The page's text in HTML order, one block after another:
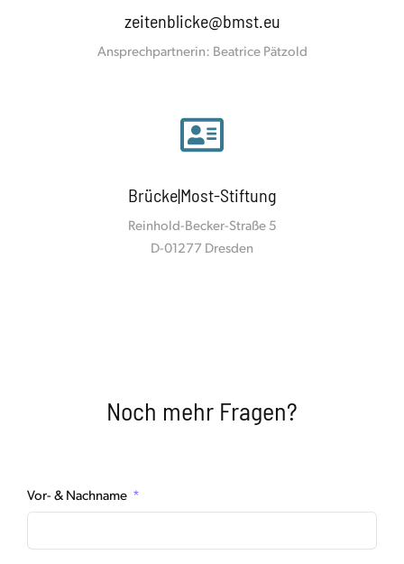
zeitenblicke@bmst.eu
Ansprechpartnerin: Beatrice Pätzold
Brücke|Most-Stiftung
Reinhold-Becker-Straße 5
D-01277 Dresden
Noch mehr Fragen?
Vor- & Nachname